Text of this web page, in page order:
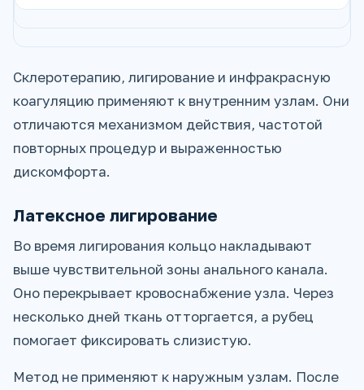
Склеротерапию, лигирование и инфракрасную
коагуляцию применяют к внутренним узлам. Они
отличаются механизмом действия, частотой
повторных процедур и выраженностью
дискомфорта.
Латексное лигирование
Во время лигирования кольцо накладывают
выше чувствительной зоны анального канала.
Оно перекрывает кровоснабжение узла. Через
несколько дней ткань отторгается, а рубец
помогает фиксировать слизистую.
Метод не применяют к наружным узлам. После